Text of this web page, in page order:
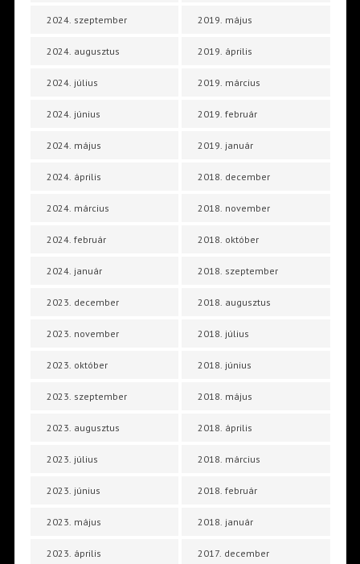
2024. szeptember
2024. augusztus
2024. július
2024. június
2024. május
2024. április
2024. március
2024. február
2024. január
2023. december
2023. november
2023. október
2023. szeptember
2023. augusztus
2023. július
2023. június
2023. május
2023. április
2019. május
2019. április
2019. március
2019. február
2019. január
2018. december
2018. november
2018. október
2018. szeptember
2018. augusztus
2018. július
2018. június
2018. május
2018. április
2018. március
2018. február
2018. január
2017. december